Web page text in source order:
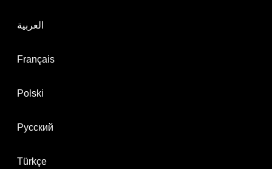
العربية
Français
Polski
Русский
Türkçe